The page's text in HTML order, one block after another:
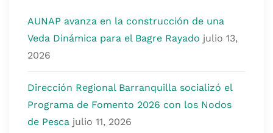
AUNAP avanza en la construcción de una
Veda Dinámica para el Bagre Rayado julio 13,
2026
Dirección Regional Barranquilla socializó el
Programa de Fomento 2026 con los Nodos
de Pesca julio 11, 2026